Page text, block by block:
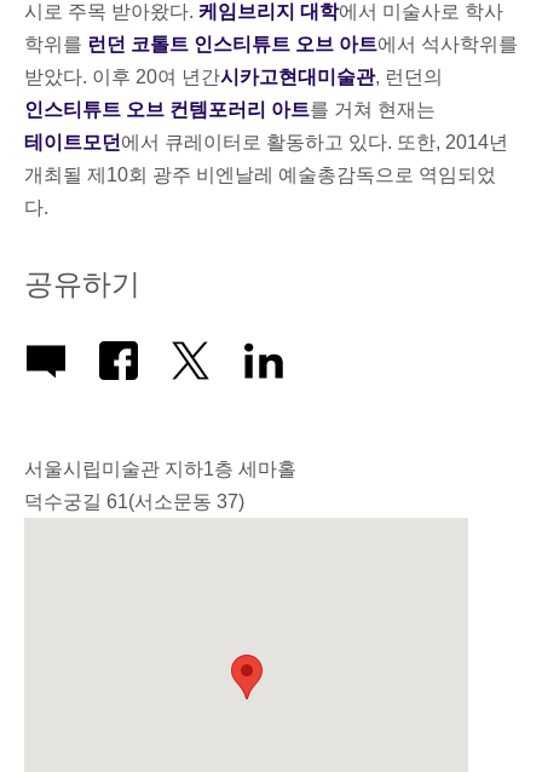
시로 주목 받아왔다. 케임브리지 대학에서 미술사로 학사
학위를 런던 코톨트 인스티튜트 오브 아트에서 석사학위를
받았다. 이후 20여 년간시카고현대미술관, 런던의
인스티튜트 오브 컨템포러리 아트를 거쳐 현재는
테이트모던 에서 큐레이터로 활동하고 있다. 또한, 2014년
개최될 제10회 광주 비엔날레 예술총감독으로 역임되었
다.
공유하기
서울시립미술관 지하1층 세마홀
덕수궁길 61(서소문동 37)